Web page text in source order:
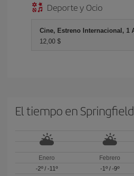
Deporte y Ocio
Cine, Estreno Internacional, 1
12,00 $
El tiempo en Springfield
Enero
-2º/ -11º
Febrero
-1º/ -9º